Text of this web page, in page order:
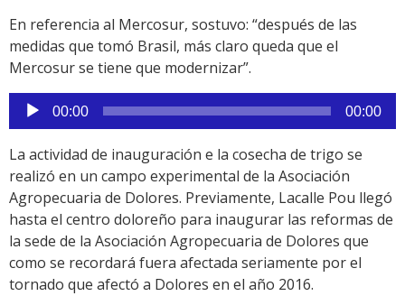
En referencia al Mercosur, sostuvo: “después de las
medidas que tomó Brasil, más claro queda que el
Mercosur se tiene que modernizar”.
Reproductor
de
audio
00:00 00:00
La actividad de inauguración e la cosecha de trigo se
realizó en un campo experimental de la Asociación
Agropecuaria de Dolores. Previamente, Lacalle Pou llegó
hasta el centro doloreño para inaugurar las reformas de
la sede de la Asociación Agropecuaria de Dolores que
como se recordará fuera afectada seriamente por el
tornado que afectó a Dolores en el año 2016.